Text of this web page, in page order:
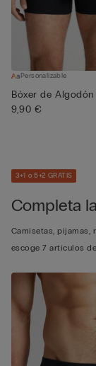
Personalizable
Bóxer de
9,90 €
3+1 o 5+2 GRATIS
Completa
Camisetas, pijamas,
escoge 7 artículos